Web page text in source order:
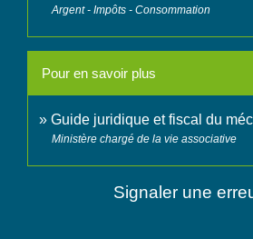
Argent - Impôts - Consommation
Pour en savoir plus
Guide juridique et fiscal du
Ministère chargé de la vie associative
Signaler une